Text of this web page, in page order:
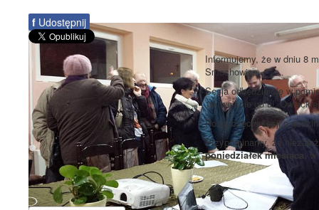
f Udostępnij
Informujemy, że w dniu 8
Smochowice.
Sesja odbędzie się w
1a (wejście od ul.
Rozpoczęcie sesji o
Przypominamy, że
poniedziałek miesiąca ,